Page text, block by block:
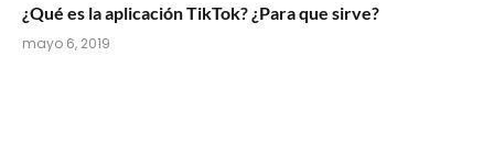
¿Qué es la aplicación TikTok? ¿Para que sirve?
mayo 6, 2019